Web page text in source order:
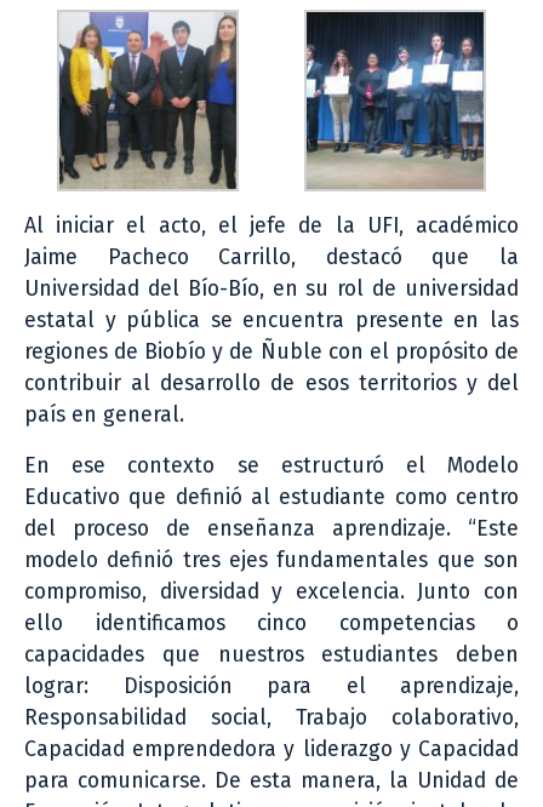
Al iniciar el acto, el jefe de la UFI, académico
Jaime Pacheco Carrillo, destacó que la
Universidad del Bío-Bío, en su rol de universidad
estatal y pública se encuentra presente en las
regiones de Biobío y de Ñuble con el propósito de
contribuir al desarrollo de esos territorios y del
país en general.
En ese contexto se estructuró el Modelo
Educativo que definió al estudiante como centro
del proceso de enseñanza aprendizaje. “Este
modelo definió tres ejes fundamentales que son
compromiso, diversidad y excelencia. Junto con
ello identificamos cinco competencias o
capacidades que nuestros estudiantes deben
lograr: Disposición para el aprendizaje,
Responsabilidad social, Trabajo colaborativo,
Capacidad emprendedora y liderazgo y Capacidad
para comunicarse. De esta manera, la Unidad de